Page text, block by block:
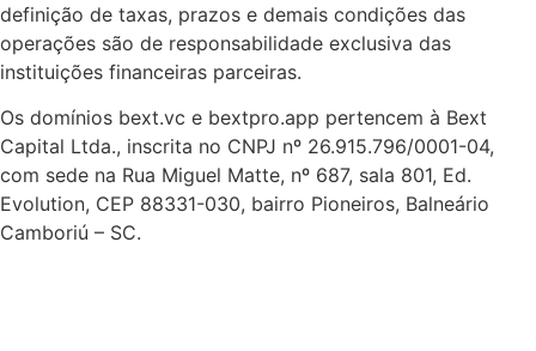
definição de taxas, prazos e demais condições das
operações são de responsabilidade exclusiva das
instituições financeiras parceiras.
Os domínios bext.vc e bextpro.app pertencem à Bext
Capital Ltda., inscrita no CNPJ nº 26.915.796/0001-04,
com sede na Rua Miguel Matte, nº 687, sala 801, Ed.
Evolution, CEP 88331-030, bairro Pioneiros, Balneário
Camboriú – SC.